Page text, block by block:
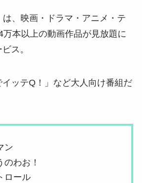
、映画・ドラマ・アニメ・テ
万本以上の動画作品が見放題に
ス。
イッテQ！」など大人向け番組だ
ン
のわお！
ロール